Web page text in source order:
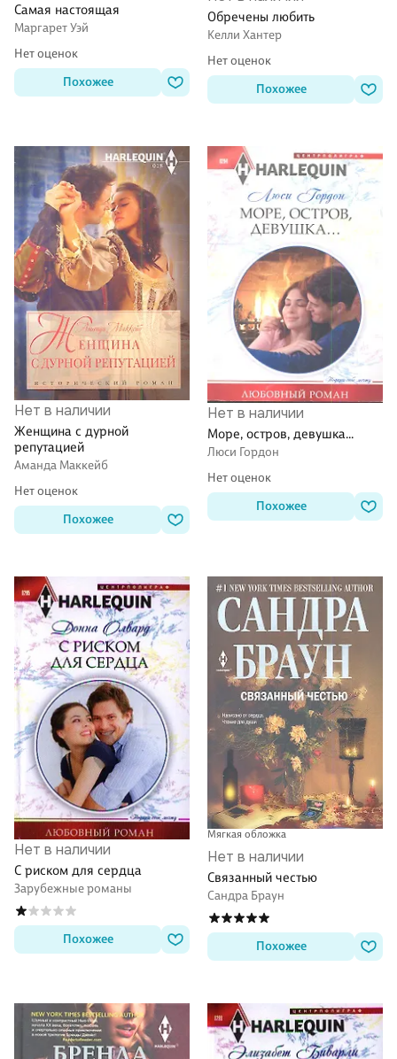
Самая настоящая
Маргарет Уэй
Нет оценок
Похожее
Обречены любить
Келли Хантер
Нет оценок
Похожее
Нет в наличии
Женщина с дурной
репутацией
Аманда Маккейб
Нет оценок
Похожее
Нет в наличии
Море, остров, девушка...
Люси Гордон
Нет оценок
Похожее
Нет в наличии
С риском для сердца
Зарубежные романы
Похожее
Мягкая обложка
Нет в наличии
Связанный честью
Сандра Браун
Похожее